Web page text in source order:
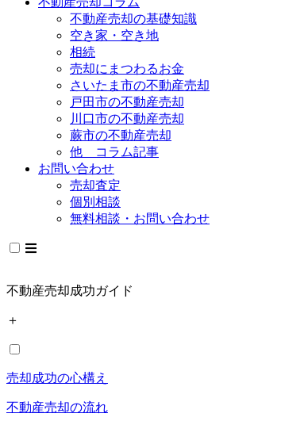
不動産売却の基礎知識
空き家・空き地
相続
売却にまつわるお金
さいたま市の不動産売却
戸田市の不動産売却
川口市の不動産売却
蕨市の不動産売却
他 コラム記事
お問い合わせ
売却査定
個別相談
無料相談・お問い合わせ
不動産売却成功ガイド
＋
売却成功の心構え
不動産売却の流れ